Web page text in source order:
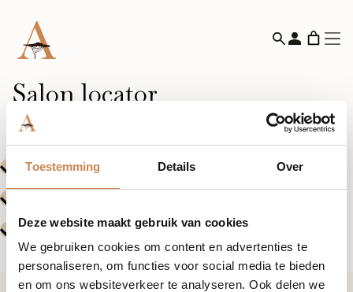
Toestemming Details Over
Deze website maakt gebruik van cookies
We gebruiken cookies om content en advertenties te
personaliseren, om functies voor social media te bieden
en om ons websiteverkeer te analyseren. Ook delen we
Salon locator